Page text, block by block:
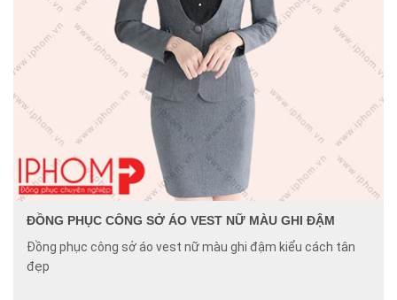
ĐỒNG PHỤC CÔNG SỞ ÁO VEST NỮ MÀU GHI ĐẬM
Đồng phục công sở áo vest nữ màu ghi đậm kiểu cách tân
đẹp